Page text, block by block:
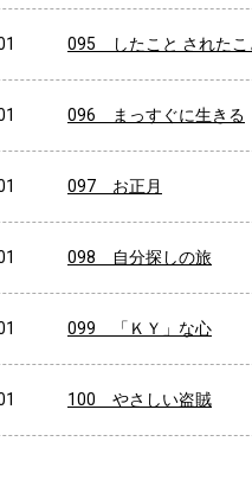
095 したこと されたこ
096 まっすぐに生きる
097 お正月
098 自分探しの旅
099 「ＫＹ」な心
100 やさしい盗賊